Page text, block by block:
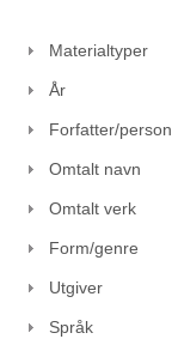
Materialtyper
År
Forfatter/person
Omtalt navn
Omtalt verk
Form/genre
Utgiver
Språk